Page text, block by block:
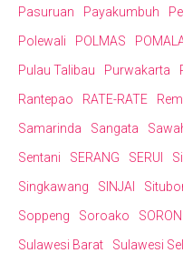
Pasuruan
Payakumbuh
Polewali
POLMAS
Pulau Talibau
Purwakarta
Rantepao
RATE-RATE
Samarinda
Sangata
Sentani
SERANG SERUI
Singkawang
SINJAI
Soppeng
Soroako
Sulawesi Barat
Sulawesi